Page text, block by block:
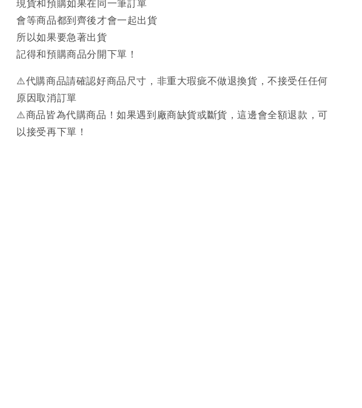
現貨和預購如果在同一筆訂單
會等商品都到齊後才會一起出貨
所以如果要急著出貨
記得和預購商品分開下單！
⚠️代購商品請確認好商品尺寸，非重大瑕疵不做退換貨，不接受任任何
原因取消訂單
⚠️商品皆為代購商品！如果遇到廠商缺貨或斷貨，這邊會全額退款，可
以接受再下單！